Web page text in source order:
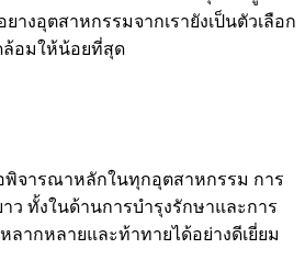
อุตสาหกรรมจากเรายังเป็นตัวเลือก
ล้อมให้น้อยที่สุด
พิจารณาหลักในทุกอุตสาหกรรม การ
ทั้งในด้านการบำรุงรักษาและการ
กหลายและท้าทายได้อย่างดีเยี่ยม